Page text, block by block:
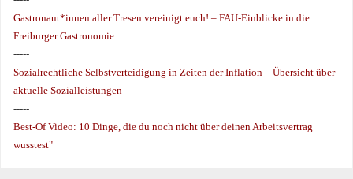
Gastronaut*innen aller Tresen vereinigt euch! – FAU-Einblicke in die
Freiburger Gastronomie
-----
Sozialrechtliche Selbstverteidigung in Zeiten der Inflation – Übersicht über
aktuelle Sozialleistungen
-----
Best-Of Video: 10 Dinge, die du noch nicht über deinen Arbeitsvertrag
wusstest"